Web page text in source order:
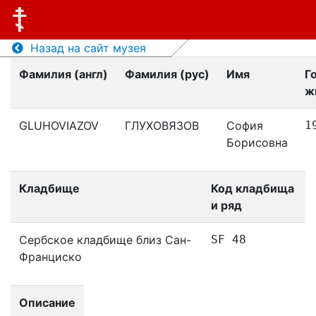
Назад на сайт музея
Фамилия (англ)
Фамилия (рус) Имя
GLUHOVIAZOV ГЛУХОВЯЗОВ
София
Борисовна
Кладбище
Код кладбища
и ряд
Сербское кладбище близ Сан-
Франциско
SF 48
Описание